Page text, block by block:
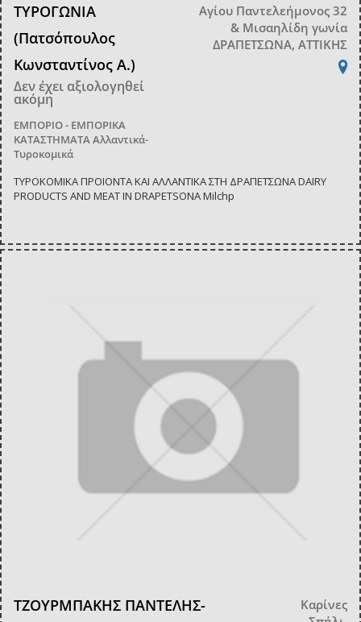
ΤΥΡΟΓΩΝΙΑ
(Πατσόπουλος
Κωνσταντίνος Α.)
Δεν έχει αξιολογηθεί
ακόμη
ΕΜΠΟΡΙΟ - ΕΜΠΟΡΙΚΑ
ΚΑΤΑΣΤΗΜΑΤΑΑλλαντικά-
Τυροκομικά
Αγίου Παντελεήμονος 32
& Μισαηλίδη γωνία
ΔΡΑΠΕΤΣΩΝΑ, ΑΤΤΙΚΗΣ
ΤΥΡΟΚΟΜΙΚΑ ΠΡΟΙΟΝΤΑ ΚΑΙ ΑΛΛΑΝΤΙΚΑ ΣΤΗ ΔΡΑΠΕΤΣΩΝΑ DAIRY
PRODUCTS AND MEAT IN DRAPETSONA Milchp
ΤΖΟΥΡΜΠΑΚΗΣ ΠΑΝΤΕΛΗΣ-
Καρίνες